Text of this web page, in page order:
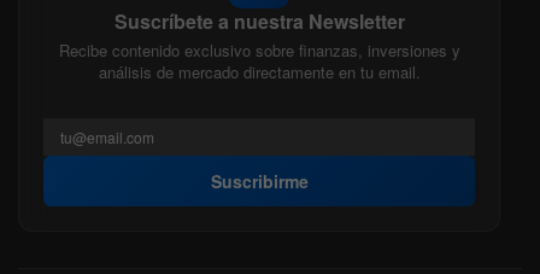
Suscríbete a nuestra Newsletter
Recibe contenido exclusivo sobre finanzas, inversiones y
análisis de mercado directamente en tu email.
Suscribirme